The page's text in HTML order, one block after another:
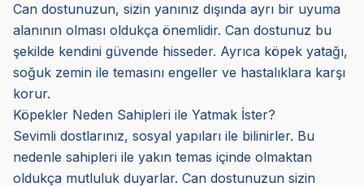
Can dostunuzun, sizin yanınız dışında ayrı bir uyuma
alanının olması oldukça önemlidir. Can dostunuz bu
şekilde kendini güvende hisseder. Ayrıca köpek yatağı,
soğuk zemin ile temasını engeller ve hastalıklara karşı
korur.
Köpekler Neden Sahipleri ile Yatmak İster?
Sevimli dostlarınız, sosyal yapıları ile bilinirler. Bu
nedenle sahipleri ile yakın temas içinde olmaktan
oldukça mutluluk duyarlar. Can dostunuzun sizin